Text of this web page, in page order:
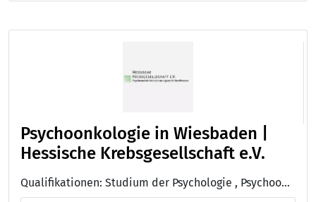
Psychoonkologie in Wiesbaden |
Hessische Krebsgesellschaft e.V.
Qualifikationen: Studium der Psychologie , Psychoonkologie (DKG), Studium der Sozialpädagogik